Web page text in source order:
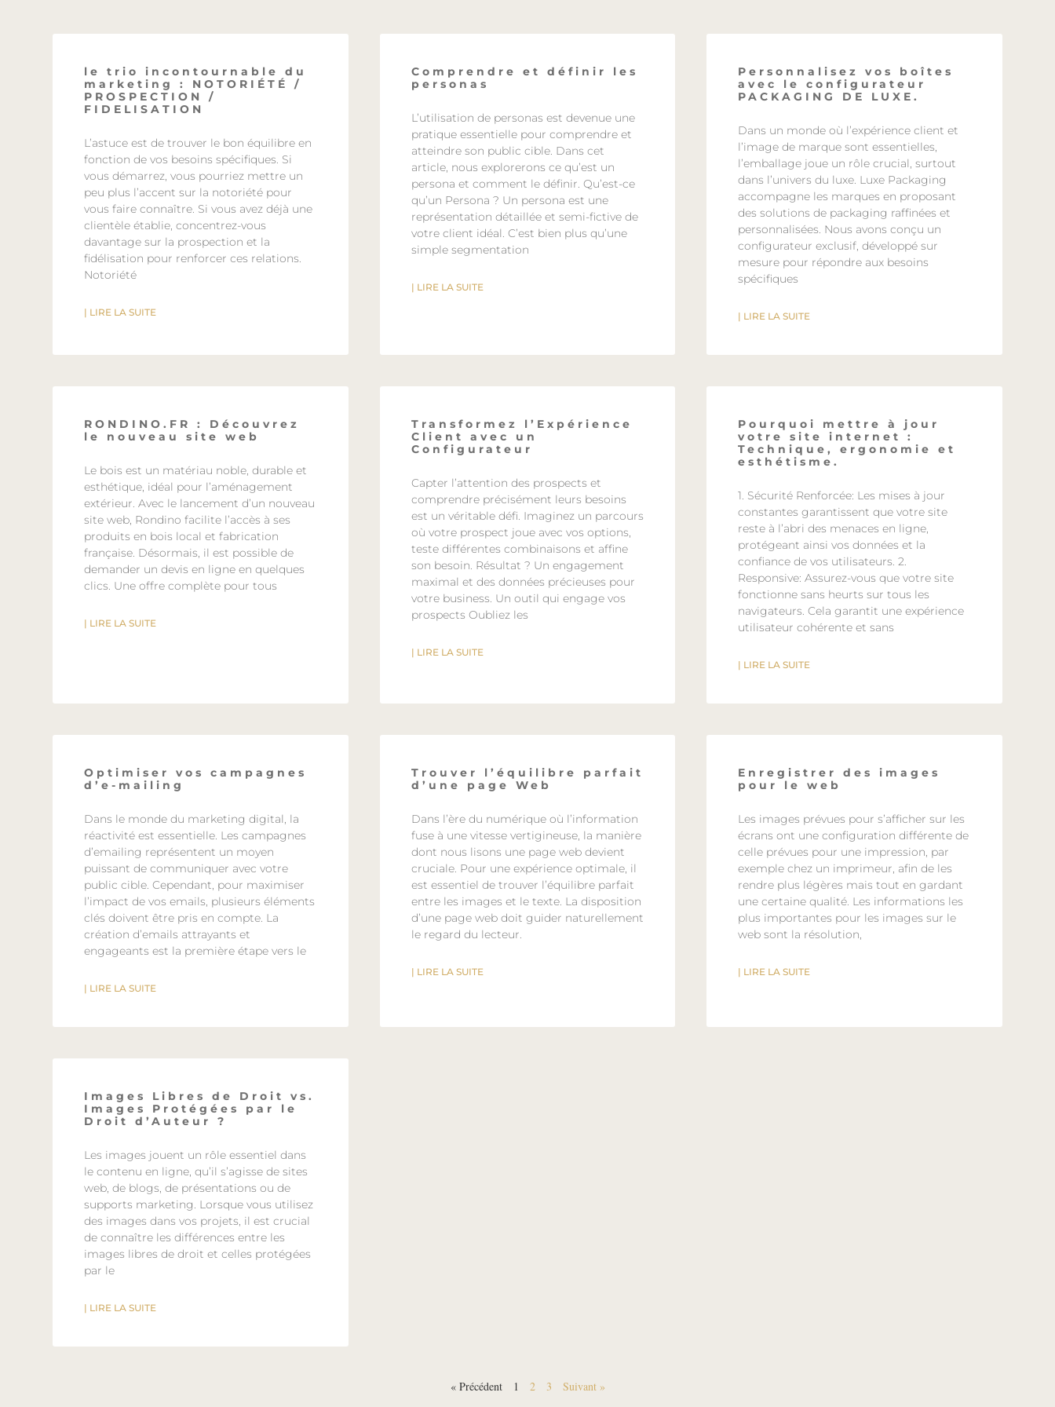
le trio incontournable du
marketing : NOTORIÉTÉ /
PROSPECTION /
FIDELISATION
L’astuce est de trouver le bon équilibre en
fonction de vos besoins spécifiques. Si
vous démarrez, vous pourriez mettre un
peu plus l’accent sur la notoriété pour
vous faire connaître. Si vous avez déjà une
clientèle établie, concentrez-vous
davantage sur la prospection et la
fidélisation pour renforcer ces relations.
Notoriété
| LIRE LA SUITE
Comprendre et définir les
personas
L’utilisation de personas est devenue une
pratique essentielle pour comprendre et
atteindre son public cible. Dans cet
article, nous explorerons ce qu’est un
persona et comment le définir. Qu’est-ce
qu’un Persona ? Un persona est une
représentation détaillée et semi-fictive de
votre client idéal. C’est bien plus qu’une
simple segmentation
| LIRE LA SUITE
Personnalisez vos boîtes
avec le configurateur
PACKAGING DE LUXE.
Dans un monde où l’expérience client et
l’image de marque sont essentielles,
l’emballage joue un rôle crucial, surtout
dans l’univers du luxe. Luxe Packaging
accompagne les marques en proposant
des solutions de packaging raffinées et
personnalisées. Nous avons conçu un
configurateur exclusif, développé sur
mesure pour répondre aux besoins
spécifiques
| LIRE LA SUITE
RONDINO.FR : Découvrez
le nouveau site web
Le bois est un matériau noble, durable et
esthétique, idéal pour l’aménagement
extérieur. Avec le lancement d’un nouveau
site web, Rondino facilite l’accès à ses
produits en bois local et fabrication
française. Désormais, il est possible de
demander un devis en ligne en quelques
clics. Une offre complète pour tous
| LIRE LA SUITE
Transformez l’Expérience
Client avec un
Configurateur
Capter l’attention des prospects et
comprendre précisément leurs besoins
est un véritable défi. Imaginez un parcours
où votre prospect joue avec vos options,
teste différentes combinaisons et affine
son besoin. Résultat ? Un engagement
maximal et des données précieuses pour
votre business. Un outil qui engage vos
prospects Oubliez les
| LIRE LA SUITE
Pourquoi mettre à jour
votre site internet :
Technique, ergonomie et
esthétisme.
1. Sécurité Renforcée: Les mises à jour
constantes garantissent que votre site
reste à l’abri des menaces en ligne,
protégeant ainsi vos données et la
confiance de vos utilisateurs. 2.
Responsive: Assurez-vous que votre site
fonctionne sans heurts sur tous les
navigateurs. Cela garantit une expérience
utilisateur cohérente et sans
| LIRE LA SUITE
Optimiser vos campagnes
d’e-mailing
Dans le monde du marketing digital, la
réactivité est essentielle. Les campagnes
d’emailing représentent un moyen
puissant de communiquer avec votre
public cible. Cependant, pour maximiser
l’impact de vos emails, plusieurs éléments
clés doivent être pris en compte. La
création d’emails attrayants et
engageants est la première étape vers le
| LIRE LA SUITE
Trouver l’équilibre parfait
d’une page Web
Dans l’ère du numérique où l’information
fuse à une vitesse vertigineuse, la manière
dont nous lisons une page web devient
cruciale. Pour une expérience optimale, il
est essentiel de trouver l’équilibre parfait
entre les images et le texte. La disposition
d’une page web doit guider naturellement
le regard du lecteur.
| LIRE LA SUITE
Enregistrer des images
pour le web
Les images prévues pour s’afficher sur les
écrans ont une configuration différente de
celle prévues pour une impression, par
exemple chez un imprimeur, afin de les
rendre plus légères mais tout en gardant
une certaine qualité. Les informations les
plus importantes pour les images sur le
web sont la résolution,
| LIRE LA SUITE
Images Libres de Droit vs.
Images Protégées par le
Droit d’Auteur ?
Les images jouent un rôle essentiel dans
le contenu en ligne, qu’il s’agisse de sites
web, de blogs, de présentations ou de
supports marketing. Lorsque vous utilisez
des images dans vos projets, il est crucial
de connaître les différences entre les
images libres de droit et celles protégées
par le
| LIRE LA SUITE
« Précédent 1 2 3 Suivant »